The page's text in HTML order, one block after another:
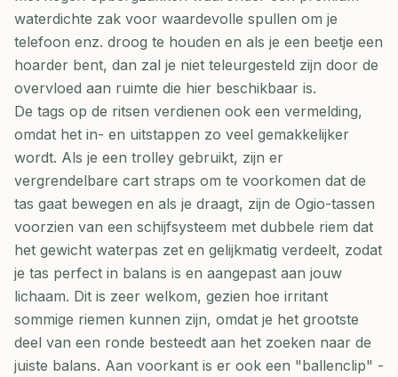
waterdichte zak voor waardevolle spullen om je
telefoon enz. droog te houden en als je een beetje een
hoarder bent, dan zal je niet teleurgesteld zijn door de
overvloed aan ruimte die hier beschikbaar is.
De tags op de ritsen verdienen ook een vermelding,
omdat het in- en uitstappen zo veel gemakkelijker
wordt. Als je een trolley gebruikt, zijn er
vergrendelbare cart straps om te voorkomen dat de
tas gaat bewegen en als je draagt, zijn de Ogio-tassen
voorzien van een schijfsysteem met dubbele riem dat
het gewicht waterpas zet en gelijkmatig verdeelt, zodat
je tas perfect in balans is en aangepast aan jouw
lichaam. Dit is zeer welkom, gezien hoe irritant
sommige riemen kunnen zijn, omdat je het grootste
deel van een ronde besteedt aan het zoeken naar de
juiste balans. Aan voorkant is er ook een "ballenclip" -